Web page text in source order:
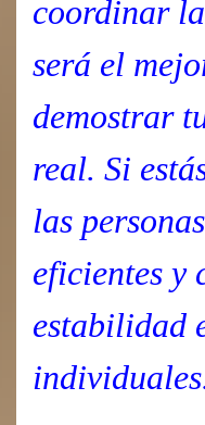
coordinar
será el
demostrar
real. Si
las
eficientes y
estabilidad